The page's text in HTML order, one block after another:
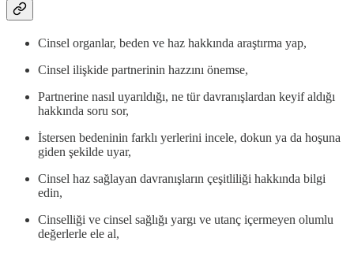
Cinsel organlar, beden ve haz hakkında araştırma yap,
Cinsel ilişkide partnerinin hazzını önemse,
Partnerine nasıl uyarıldığı, ne tür davranışlardan keyif aldığı
hakkında soru sor,
İstersen bedeninin farklı yerlerini incele, dokun ya da hoşuna
giden şekilde uyar,
Cinsel haz sağlayan davranışların çeşitliliği hakkında bilgi
edin,
Cinselliği ve cinsel sağlığı yargı ve utanç içermeyen olumlu
değerlerle ele al,